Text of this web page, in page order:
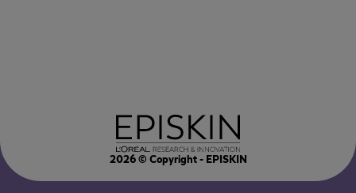
2026© Copyright - EPISKIN